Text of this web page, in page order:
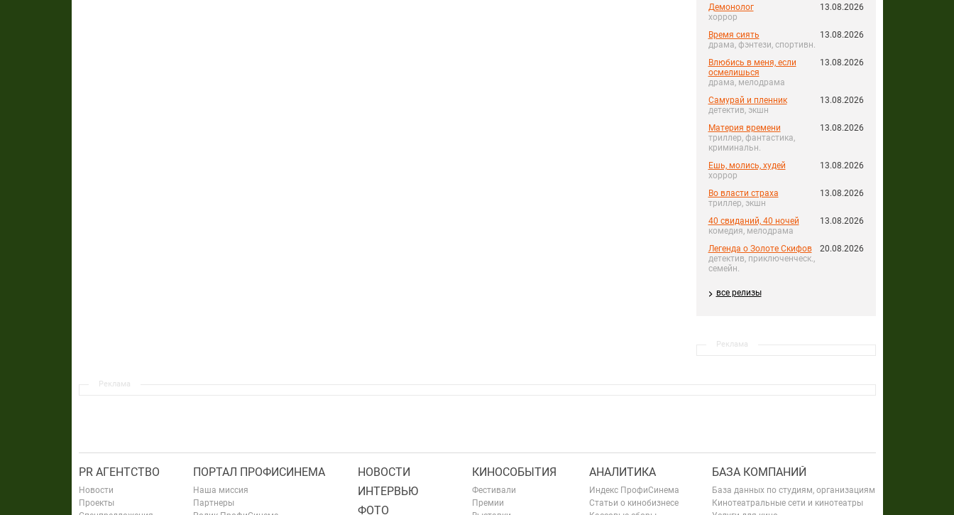
Демонолог
хоррор
13.08.2026
Время сиять
драма, фэнтези, спортивн.
13.08.2026
Влюбись в меня, если
осмелишься
драма, мелодрама
13.08.2026
Самурай и пленник
детектив, экшн
13.08.2026
Материя времени
триллер, фантастика,
криминальн.
13.08.2026
Ешь, молись, худей
хоррор
13.08.2026
Во власти страха
триллер, экшн
13.08.2026
40 свиданий, 40 ночей
комедия, мелодрама
13.08.2026
Легенда о Золоте Скифов
детектив, приключенческ.,
семейн.
20.08.2026
все релизы
Реклама
Реклама
PR АГЕНТСТВО
Новости
Проекты
ПОРТАЛ ПРОФИСИНЕМА
Наша миссия
Партнеры
НОВОСТИ
ИНТЕРВЬЮ
ФОТО
КИНОСОБЫТИЯ
Фестивали
Премии
АНАЛИТИКА
Индекс ПрофиСинема
Статьи о кинобизнесе
БАЗА КОМПАНИЙ
База данных по студиям, организациям
Кинотеатральные сети и кинотеатры